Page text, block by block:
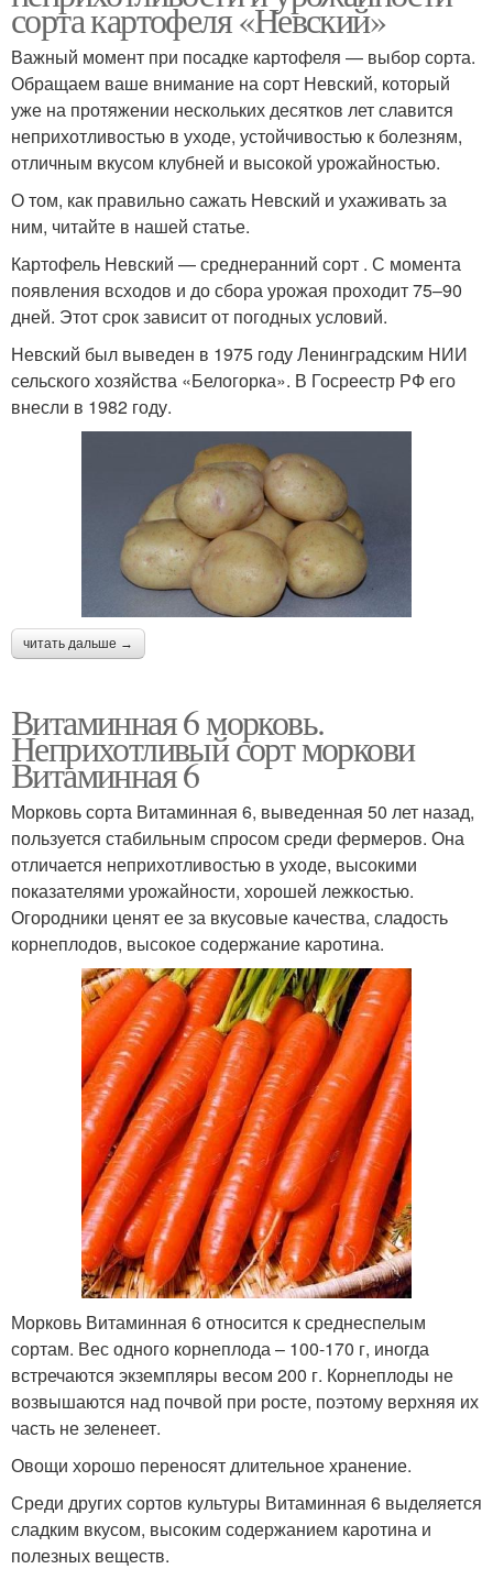
сорта картофеля «Невский»
Важный момент при посадке картофеля — выбор сорта.
Обращаем ваше внимание на сорт Невский, который
уже на протяжении нескольких десятков лет славится
неприхотливостью в уходе, устойчивостью к болезням,
отличным вкусом клубней и высокой урожайностью.
О том, как правильно сажать Невский и ухаживать за
ним, читайте в нашей статье.
Картофель Невский — среднеранний сорт . С момента
появления всходов и до сбора урожая проходит 75–90
дней. Этот срок зависит от погодных условий.
Невский был выведен в 1975 году Ленинградским НИИ
сельского хозяйства «Белогорка». В Госреестр РФ его
внесли в 1982 году.
читать дальше →
Витаминная 6 морковь.
Неприхотливый сорт моркови
Витаминная 6
Морковь сорта Витаминная 6, выведенная 50 лет назад,
пользуется стабильным спросом среди фермеров. Она
отличается неприхотливостью в уходе, высокими
показателями урожайности, хорошей лежкостью.
Огородники ценят ее за вкусовые качества, сладость
корнеплодов, высокое содержание каротина.
Морковь Витаминная 6 относится к среднеспелым
сортам. Вес одного корнеплода – 100-170 г, иногда
встречаются экземпляры весом 200 г. Корнеплоды не
возвышаются над почвой при росте, поэтому верхняя их
часть не зеленеет.
Овощи хорошо переносят длительное хранение.
Среди других сортов культуры Витаминная 6 выделяется
сладким вкусом, высоким содержанием каротина и
полезных веществ.